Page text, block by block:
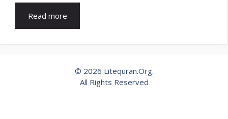
Read more
© 2026 Litequran.Org.
All Rights Reserved